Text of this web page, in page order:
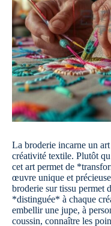
La broderie incarne un
créativité textile. Plutôt
cet art permet de
œuvre unique et
broderie sur tissu permet
*distinguée* à chaque
embellir une jupe, à
coussin, connaître les